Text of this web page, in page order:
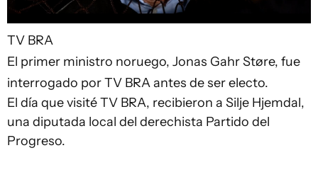
TV BRA
El primer ministro noruego, Jonas Gahr Støre, fue
interrogado por TV BRA antes de ser electo.
El día que visité TV BRA, recibieron a Silje Hjemdal,
una diputada local del derechista Partido del
Progreso.